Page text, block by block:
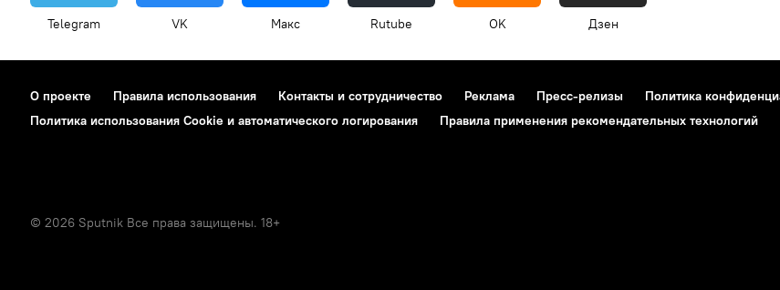
Telegram VK Макс Rutube OK Дзен
О проекте Правила использования Контакты и сотрудничество Реклама Пресс-релизы
Политика
Политика использования Cookie и автоматического логирования
Правила применения рекомендательных технологий
© 2026 Sputnik Все права защищены. 18+